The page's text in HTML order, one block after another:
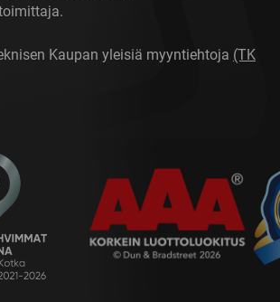
Kaupan yleisiä myyntiehtoja (TK